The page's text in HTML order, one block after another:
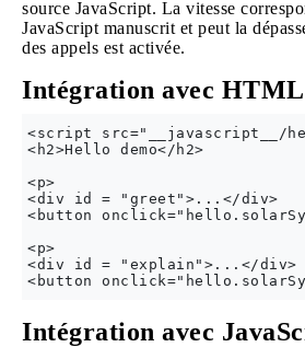
source JavaScript. La vitesse
JavaScript manuscrit et peut la
des appels est activée.
Intégration avec HTML
<script src="__javascript__/
<h2>Hello demo</h2>
<p>
<div id = "greet">...</div>
<button
<p>
<div id = "explain">...</div>
Intégration avec